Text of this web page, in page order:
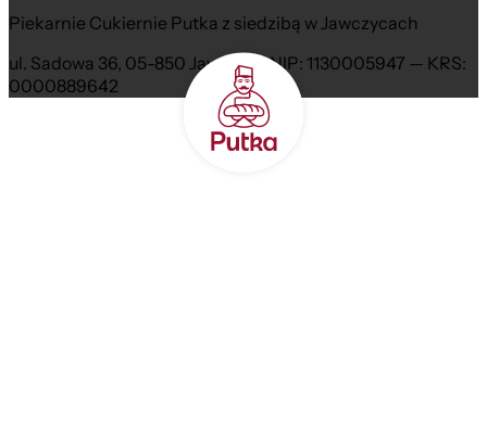
Piekarnie Cukiernie Putka z siedzibą w Jawczycach
ul. Sadowa 36, 05-850 Jawczyce NIP: 1130005947 — KRS:
0000889642